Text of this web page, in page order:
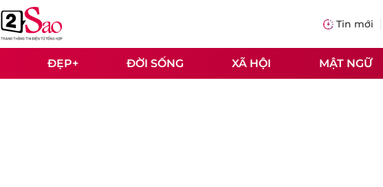
Tin mới
ĐẸP+ ĐỜI SỐNG XÃ HỘI MẬT NGỮ